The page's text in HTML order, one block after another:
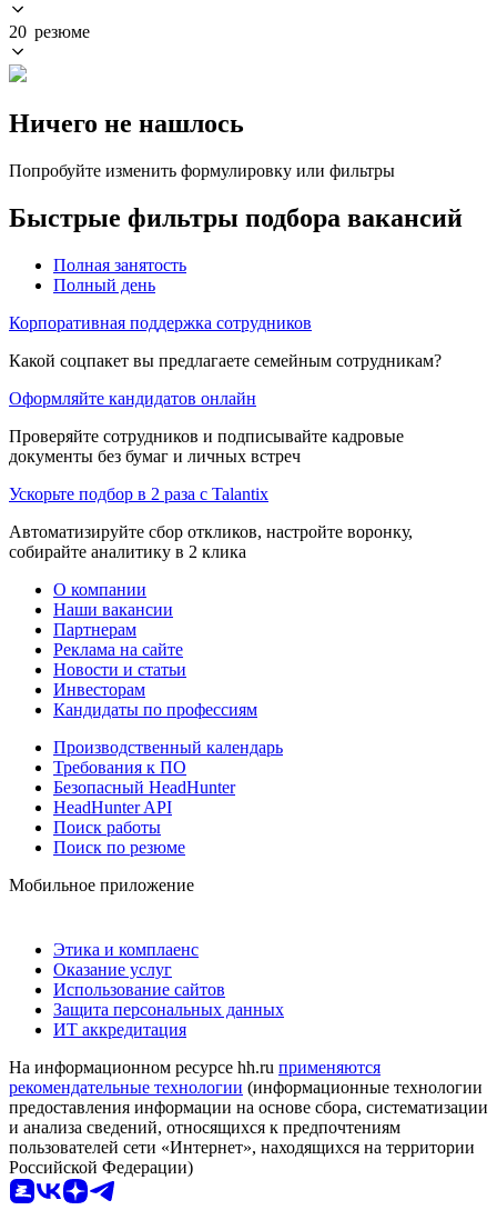
20 резюме
Ничего не нашлось
Попробуйте изменить формулировку или фильтры
Быстрые фильтры подбора вакансий
Полная занятость
Полный день
Корпоративная поддержка сотрудников
Какой соцпакет вы предлагаете семейным сотрудникам?
Оформляйте кандидатов онлайн
Проверяйте сотрудников и подписывайте кадровые
документы без бумаг и личных встреч
Ускорьте подбор в 2 раза с Talantix
Автоматизируйте сбор откликов, настройте воронку,
собирайте аналитику в 2 клика
О компании
Наши вакансии
Партнерам
Реклама на сайте
Новости и статьи
Инвесторам
Кандидаты по профессиям
Производственный календарь
Требования к ПО
Безопасный HeadHunter
HeadHunter API
Поиск работы
Поиск по резюме
Мобильное приложение
Этика и комплаенс
Оказание услуг
Использование сайтов
Защита персональных данных
ИТ аккредитация
На информационном ресурсе hh.ru применяются
рекомендательные технологии (информационные технологии
предоставления информации на основе сбора, систематизации
и анализа сведений, относящихся к предпочтениям
пользователей сети «Интернет», находящихся на территории
Российской Федерации)